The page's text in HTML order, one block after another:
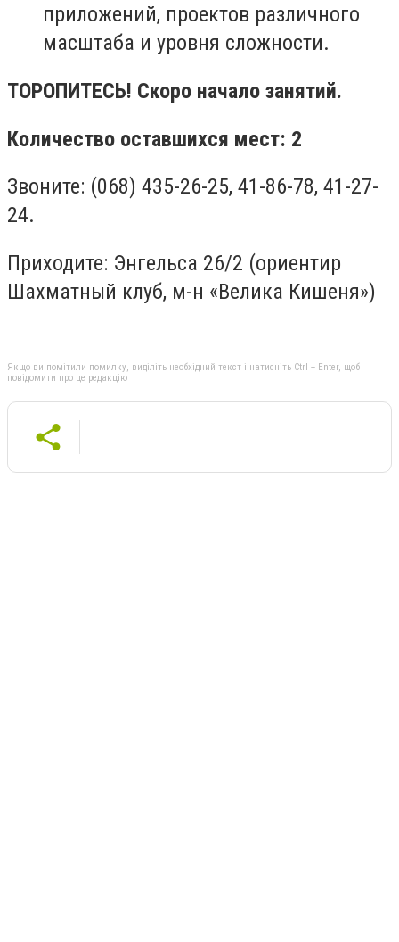
приложений, проектов различного
масштаба и уровня сложности.
ТОРОПИТЕСЬ! Скоро начало занятий.
Количество оставшихся мест: 2
Звоните: (068) 435-26-25, 41-86-78, 41-27-
24.
Приходите: Энгельса 26/2 (ориентир
Шахматный клуб, м-н «Велика Кишеня»)
Якщо ви помітили помилку, виділіть необхідний текст і натисніть Ctrl + Enter, щоб
повідомити про це редакцію